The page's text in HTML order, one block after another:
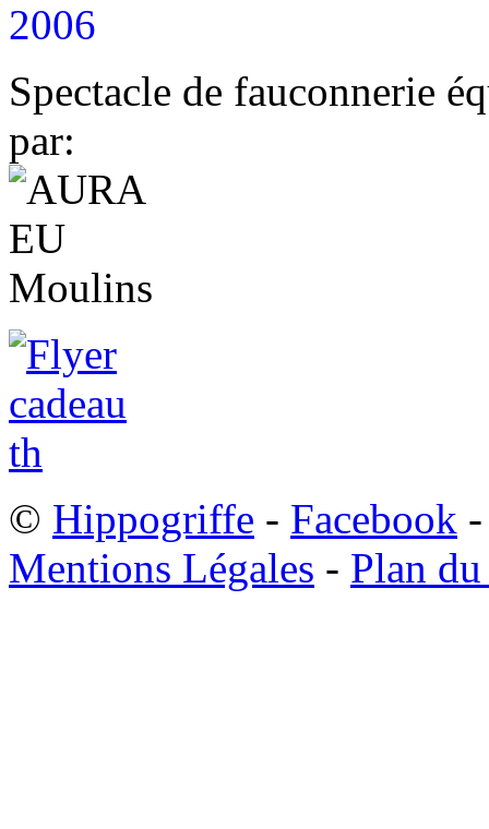
2006
Spectacle de fauconnerie
par:
© Hippogriffe - Facebook
Mentions Légales - Plan